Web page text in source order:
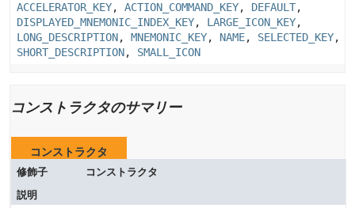
ACCELERATOR_KEY, ACTION_COMMAND_KEY, DEFAULT,
DISPLAYED_MNEMONIC_INDEX_KEY, LARGE_ICON_KEY,
LONG_DESCRIPTION, MNEMONIC_KEY, NAME, SELECTED_KEY,
SHORT_DESCRIPTION, SMALL_ICON
コンストラクタのサマリー
コンストラクタ
修飾子
コンストラクタ
説明